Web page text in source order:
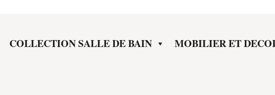
COLLECTION SALLE DE BAIN MOBILIER ET